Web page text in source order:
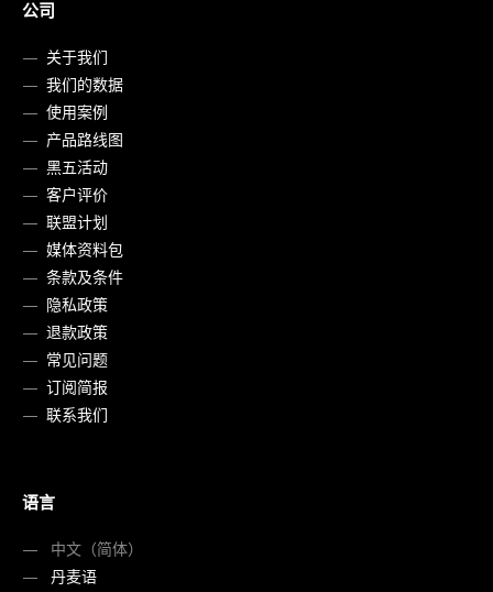
公司
关于我们
我们的数据
使用案例
产品路线图
黑五活动
客户评价
联盟计划
媒体资料包
条款及条件
隐私政策
退款政策
常见问题
订阅简报
联系我们
语言
中文（简体）
丹麦语